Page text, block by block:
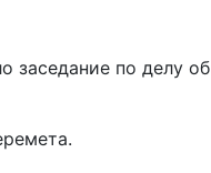
по делу